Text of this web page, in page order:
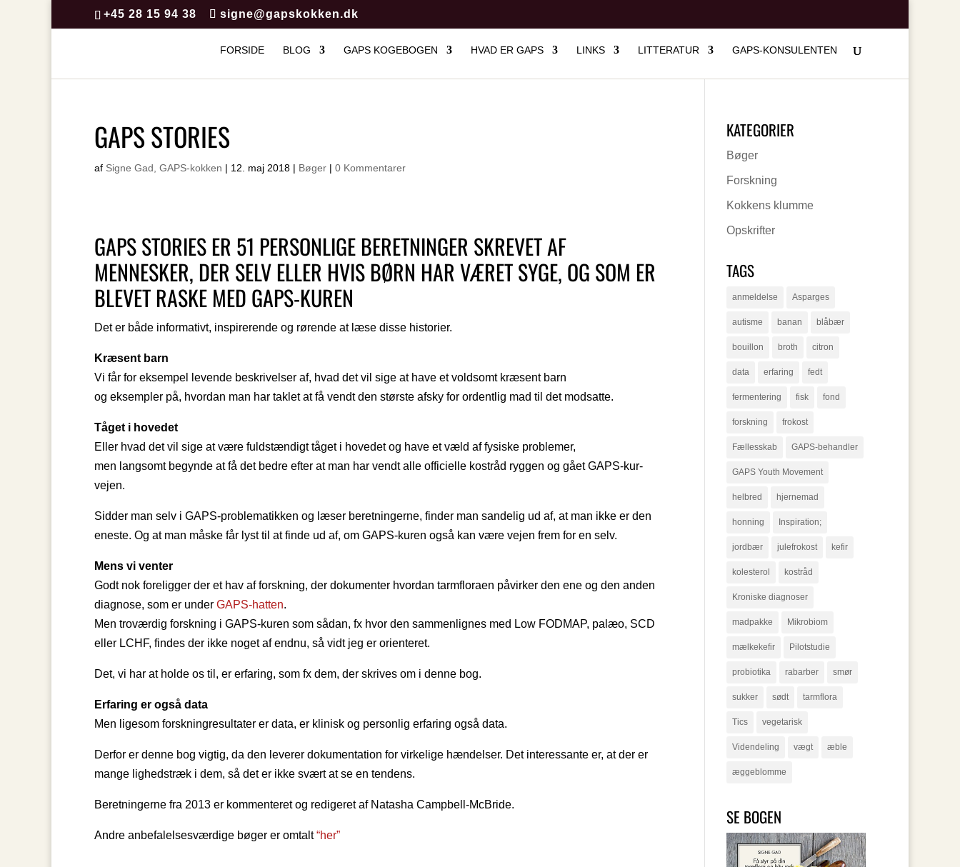
+45 28 15 94 38 signe@gapskokken.dk
FORSIDE BLOG GAPS KOGEBOGEN HVAD ER GAPS LINKS LITTERATUR GAPS-KONSULENTEN
GAPS STORIES
af Signe Gad, GAPS-kokken | 12. maj 2018 | Bøger | 0 Kommentarer
GAPS STORIES ER 51 PERSONLIGE BERETNINGER SKREVET AF
MENNESKER, DER SELV ELLER HVIS BØRN HAR VÆRET SYGE, OG SOM ER
BLEVET RASKE MED GAPS-KUREN
Det er både informativt, inspirerende og rørende at læse disse historier.
Kræsent barn
Vi får for eksempel levende beskrivelser af, hvad det vil sige at have et voldsomt kræsent barn
og eksempler på, hvordan man har taklet at få vendt den største afsky for ordentlig mad til det modsatte.
Tåget i hovedet
Eller hvad det vil sige at være fuldstændigt tåget i hovedet og have et væld af fysiske problemer,
men langsomt begynde at få det bedre efter at man har vendt alle officielle kostråd ryggen og gået GAPS-kur-
vejen.
Sidder man selv i GAPS-problematikken og læser beretningerne, finder man sandelig ud af, at man ikke er den
eneste. Og at man måske får lyst til at finde ud af, om GAPS-kuren også kan være vejen frem for en selv.
Mens vi venter
Godt nok foreligger der et hav af forskning, der dokumenter hvordan tarmfloraen påvirker den ene og den anden
diagnose, som er under GAPS-hatten.
Men troværdig forskning i GAPS-kuren som sådan, fx hvor den sammenlignes med Low FODMAP, palæo, SCD
eller LCHF, findes der ikke noget af endnu, så vidt jeg er orienteret.
Det, vi har at holde os til, er erfaring, som fx dem, der skrives om i denne bog.
Erfaring er også data
Men ligesom forskningresultater er data, er klinisk og personlig erfaring også data.
Derfor er denne bog vigtig, da den leverer dokumentation for virkelige hændelser. Det interessante er, at der er
mange lighedstræk i dem, så det er ikke svært at se en tendens.
Beretningerne fra 2013 er kommenteret og redigeret af Natasha Campbell-McBride.
Andre anbefalelsesværdige bøger er omtalt“her”
KATEGORIER
Bøger
Forskning
Kokkens klumme
Opskrifter
TAGS
anmeldelse Asparges
autisme banan blåbær
bouillon broth citron
data erfaring fedt
fermentering fisk fond
forskning frokost
Fællesskab GAPS-behandler
GAPS Youth Movement
helbred hjernemad
honning Inspiration;
jordbær julefrokost kefir
kolesterol kostråd
Kroniske diagnoser
madpakke Mikrobiom
mælkekefir Pilotstudie
probiotika rabarber smør
sukker sødt tarmflora
Tics vegetarisk
Videndeling vægt æble
æggeblomme
SE BOGEN